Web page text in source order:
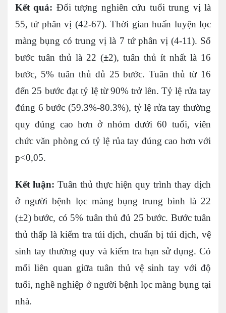
Kết quả: Đối tượng nghiên cứu tuổi trung vị là
55, tứ phân vị (42-67). Thời gian huấn luyện lọc
màng bụng có trung vị là 7 tứ phân vị (4-11). Số
bước tuân thủ là 22 (±2), tuân thủ ít nhất là 16
bước, 5% tuân thủ đủ 25 bước. Tuân thủ từ 16
đến 25 bước đạt tỷ lệ từ 90% trở lên. Tỷ lệ rửa tay
đúng 6 bước (59.3%-80.3%), tỷ lệ rửa tay thường
quy đúng cao hơn ở nhóm dưới 60 tuổi, viên
chức văn phòng có tỷ lệ rủa tay đúng cao hơn với
p<0,05.
Kết luận: Tuân thủ thực hiện quy trình thay dịch
ở người bệnh lọc màng bụng trung bình là 22
(±2) bước, có 5% tuân thủ đủ 25 bước. Bước tuân
thủ thấp là kiểm tra túi dịch, chuẩn bị túi dịch, vệ
sinh tay thường quy và kiểm tra hạn sử dụng. Có
mối liên quan giữa tuân thủ vệ sinh tay với độ
tuổi, nghề nghiệp ở người bệnh lọc màng bụng tại
nhà.